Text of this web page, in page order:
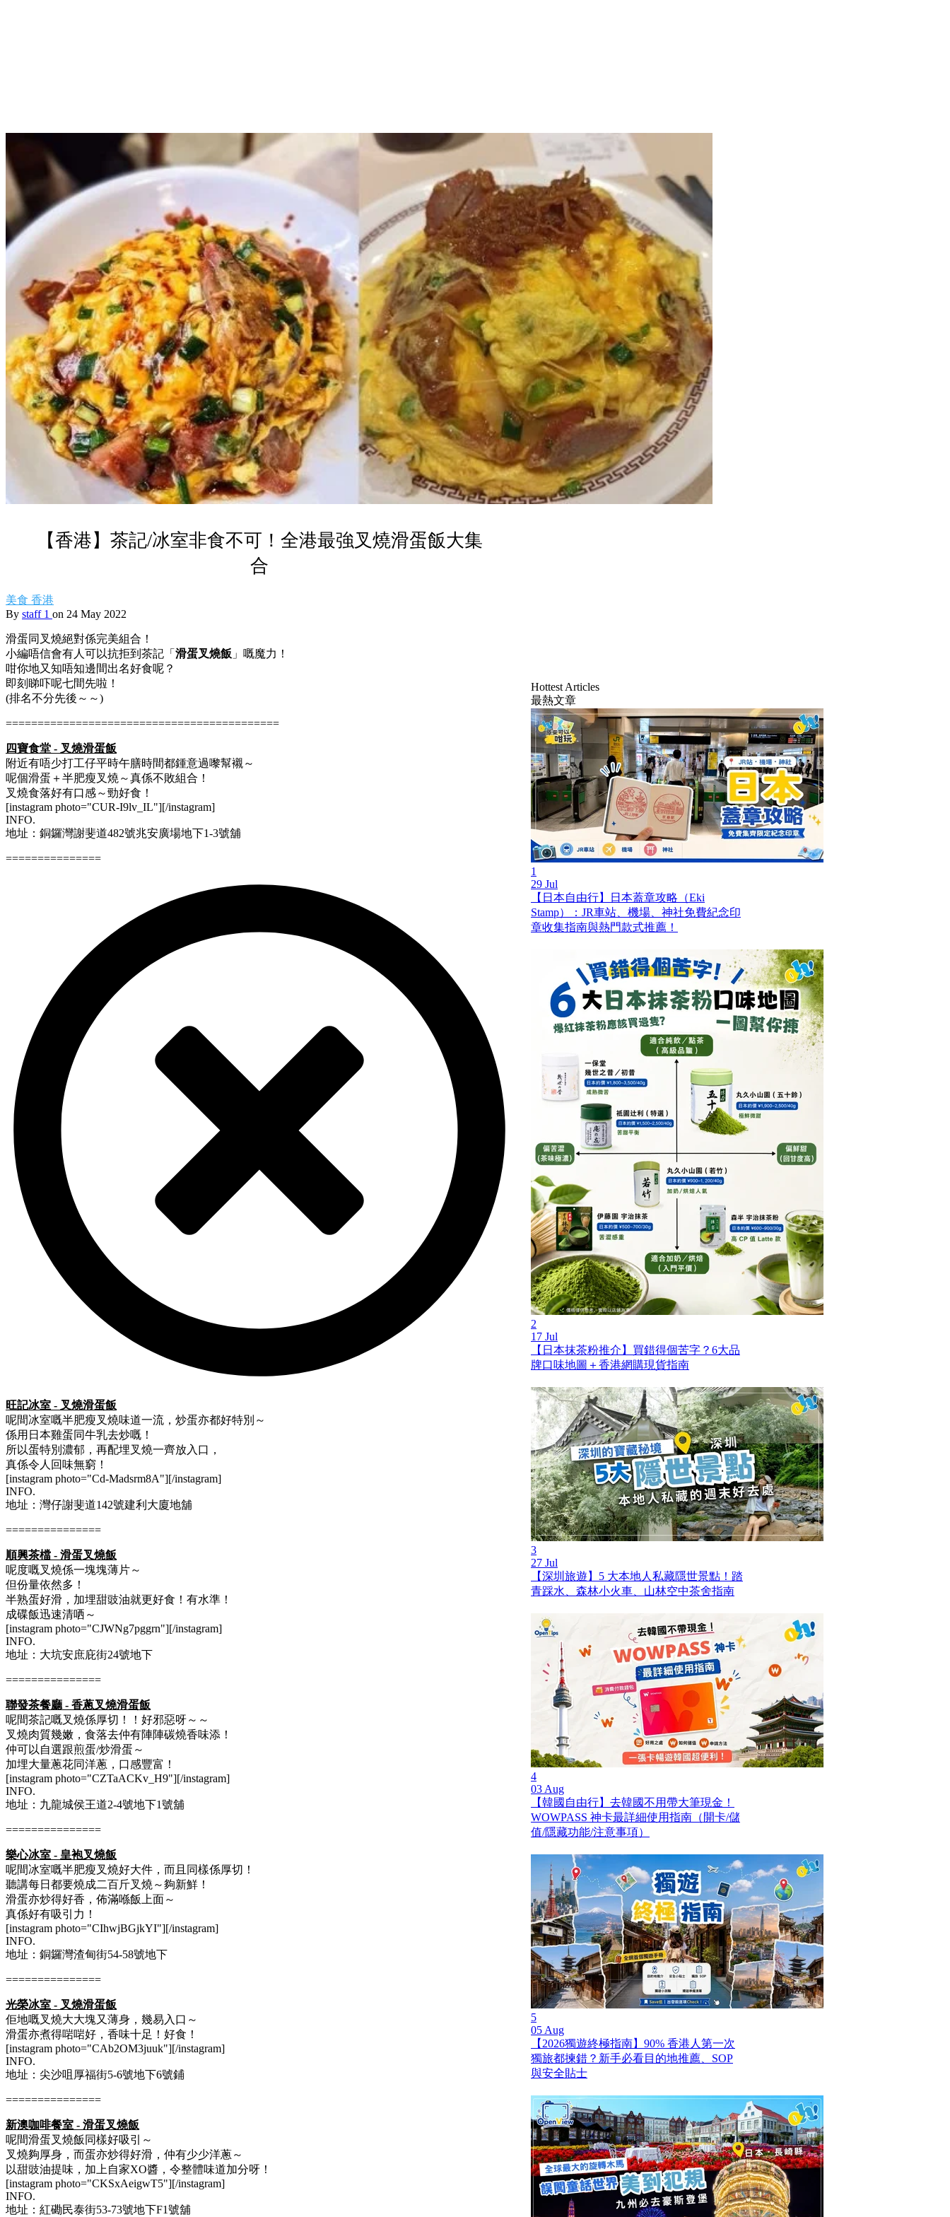
【香港】茶記/冰室非食不可！全港最強叉燒滑蛋飯大集
合
美食 香港
By staff 1 on 24 May 2022
滑蛋同叉燒絕對係完美組合！
小編唔信會有人可以抗拒到茶記「 滑蛋叉燒飯 」嘅魔力！
咁你地又知唔知邊間出名好食呢？
即刻睇吓呢七間先啦！
(排名不分先後～～)
===========================================
四寶食堂 - 叉燒滑蛋飯
附近有唔少打工仔平時午膳時間都鍾意過嚟幫襯～
呢個滑蛋＋半肥瘦叉燒～真係不敗組合！
叉燒食落好有口感～勁好食！
[instagram photo="CUR-I9lv_IL"][/instagram]
INFO.
地址：銅鑼灣謝斐道482號兆安廣場地下1-3號舖
===============
旺記冰室 - 叉燒滑蛋飯
呢間冰室嘅半肥瘦叉燒味道一流，炒蛋亦都好特別～
係用日本雞蛋同牛乳去炒嘅！
所以蛋特別濃郁，再配埋叉燒一齊放入口，
真係令人回味無窮！
[instagram photo="Cd-Madsrm8A"][/instagram]
INFO.
地址：灣仔謝斐道142號建利大廈地舖
===============
順興茶檔 - 滑蛋叉燒飯
呢度嘅叉燒係一塊塊薄片～
但份量依然多！
半熟蛋好滑，加埋甜豉油就更好食！有水準！
成碟飯迅速清哂～
[instagram photo="CJWNg7pggrn"][/instagram]
INFO.
地址：大坑安庶庇街24號地下
===============
聯發茶餐廳 - 香蔥叉燒滑蛋飯
呢間茶記嘅叉燒係厚切！！好邪惡呀～～
叉燒肉質幾嫩，食落去仲有陣陣碳燒香味添！
仲可以自選跟煎蛋/炒滑蛋～
加埋大量蔥花同洋蔥，口感豐富！
[instagram photo="CZTaACKv_H9"][/instagram]
INFO.
地址：九龍城侯王道2-4號地下1號舖
===============
樂心冰室 - 皇袍叉燒飯
呢間冰室嘅半肥瘦叉燒好大件，而且同樣係厚切！
聽講每日都要燒成二百斤叉燒～夠新鮮！
滑蛋亦炒得好香，佈滿喺飯上面～
真係好有吸引力！
[instagram photo="CIhwjBGjkYI"][/instagram]
INFO.
地址：銅鑼灣渣甸街54-58號地下
===============
光榮冰室 - 叉燒滑蛋飯
佢地嘅叉燒大大塊又薄身，幾易入口～
滑蛋亦煮得啱啱好，香味十足！好食！
[instagram photo="CAb2OM3juuk"][/instagram]
INFO.
地址：尖沙咀厚福街5-6號地下6號鋪
===============
新澳咖啡餐室 - 滑蛋叉燒飯
呢間滑蛋叉燒飯同樣好吸引～
叉燒夠厚身，而蛋亦炒得好滑，仲有少少洋蔥～
以甜豉油提味，加上自家XO醬，令整體味道加分呀！
[instagram photo="CKSxAeigwT5"][/instagram]
INFO.
地址：紅磡民泰街53-73號地下F1號舖
Hottest Articles
最熱文章
1
29 Jul
【日本自由行】日本蓋章攻略（Eki
Stamp）：JR車站、機場、神社免費紀念印
章收集指南與熱門款式推薦！
2
17 Jul
【日本抹茶粉推介】買錯得個苦字？6大品
牌口味地圖＋香港網購現貨指南
3
27 Jul
【深圳旅遊】5 大本地人私藏隱世景點！踏
青踩水、森林小火車、山林空中茶舍指南
4
03 Aug
【韓國自由行】去韓國不用帶大筆現金！
WOWPASS 神卡最詳細使用指南（開卡/儲
值/隱藏功能/注意事項）
5
05 Aug
【2026獨遊終極指南】90% 香港人第一次
獨旅都揀錯？新手必看目的地推薦、SOP
與安全貼士